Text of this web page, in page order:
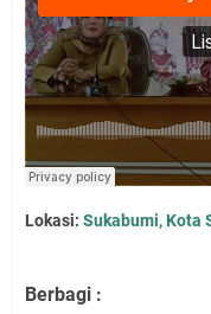
Lokasi: Sukabumi, Kota
Berbagi :